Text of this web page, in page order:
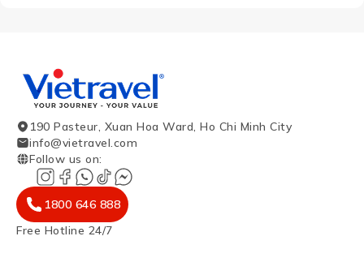
190 Pasteur, Xuan Hoa Ward, Ho Chi Minh City
info@vietravel.com
Follow us on:
1800 646 888
Free Hotline 24/7